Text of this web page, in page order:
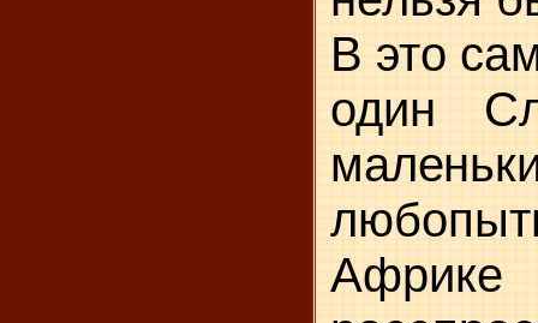
В это
один
малень­